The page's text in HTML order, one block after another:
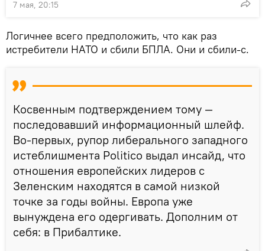
7 мая, 20:15
Логичнее всего предположить, что как раз
истребители НАТО и сбили БПЛА. Они и сбили-с.
Косвенным подтверждением тому —
последовавший информационный шлейф.
Во-первых, рупор либерального западного
истеблишмента Politico выдал инсайд, что
отношения европейских лидеров с
Зеленским находятся в самой низкой
точке за годы войны. Европа уже
вынуждена его одергивать. Дополним от
себя: в Прибалтике.